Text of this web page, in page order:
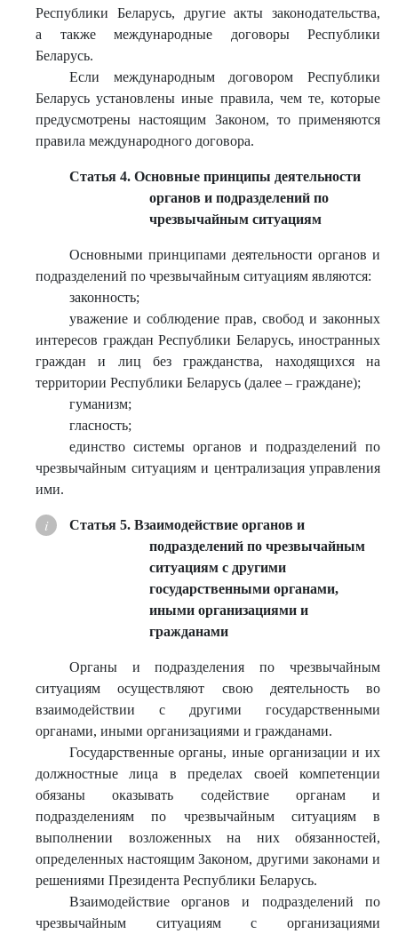
Республики Беларусь, другие акты законодательства,
а также международные договоры Республики
Беларусь.
Если международным договором Республики
Беларусь установлены иные правила, чем те, которые
предусмотрены настоящим Законом, то применяются
правила международного договора.
Статья 4. Основные принципы деятельности
органов и подразделений по
чрезвычайным ситуациям
Основными принципами деятельности органов и
подразделений по чрезвычайным ситуациям являются:
законность;
уважение и соблюдение прав, свобод и законных
интересов граждан Республики Беларусь, иностранных
граждан и лиц без гражданства, находящихся на
территории Республики Беларусь (далее – граждане);
гуманизм;
гласность;
единство системы органов и подразделений по
чрезвычайным ситуациям и централизация управления
ими.
Статья 5. Взаимодействие органов и
подразделений по чрезвычайным
ситуациям с другими
государственными органами,
иными организациями и
гражданами
Органы и подразделения по чрезвычайным
ситуациям осуществляют свою деятельность во
взаимодействии с другими государственными
органами, иными организациями и гражданами.
Государственные органы, иные организации и их
должностные лица в пределах своей компетенции
обязаны оказывать содействие органам и
подразделениям по чрезвычайным ситуациям в
выполнении возложенных на них обязанностей,
определенных настоящим Законом, другими законами и
решениями Президента Республики Беларусь.
Взаимодействие органов и подразделений по
чрезвычайным ситуациям с организациями